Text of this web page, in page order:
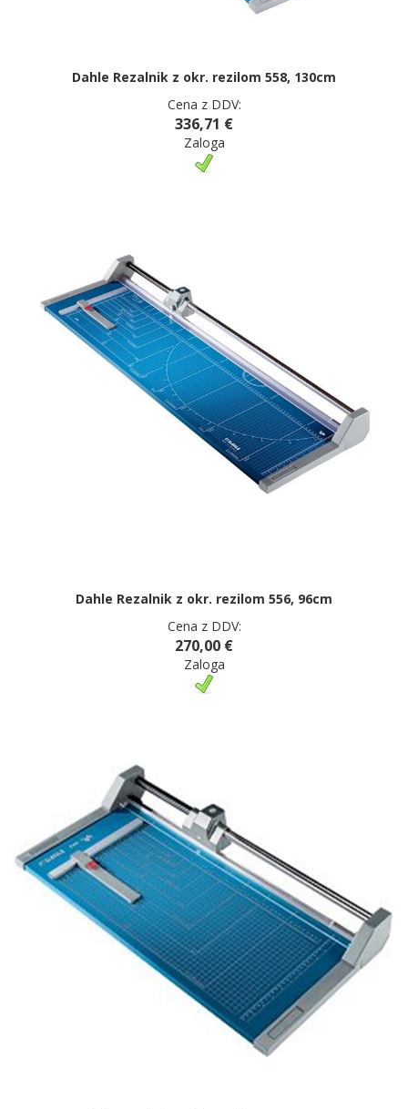
Dahle Rezalnik z okr. rezilom 558, 130cm
Cena z DDV:
336,71 €
Zaloga
Dahle Rezalnik z okr. rezilom 556, 96cm
Cena z DDV:
270,00 €
Zaloga